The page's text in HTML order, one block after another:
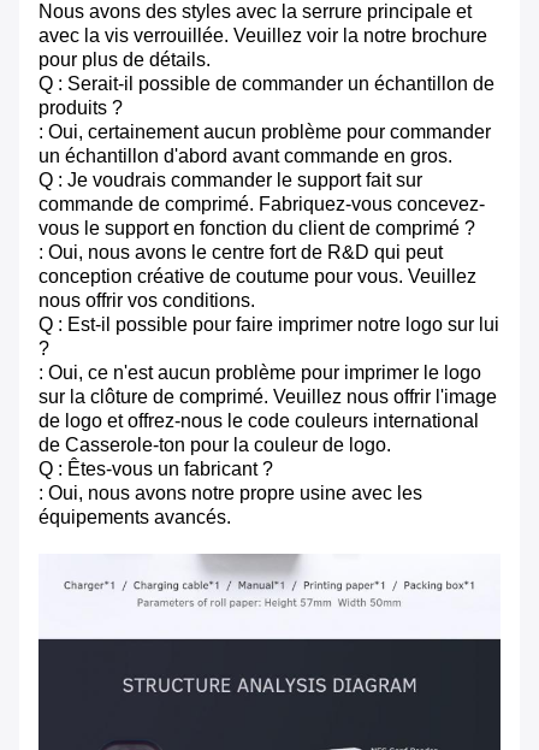
Nous avons des styles avec la serrure principale et
avec la vis verrouillée. Veuillez voir la notre brochure
pour plus de détails.
Q : Serait-il possible de commander un échantillon de
produits ?
: Oui, certainement aucun problème pour commander
un échantillon d'abord avant commande en gros.
Q : Je voudrais commander le support fait sur
commande de comprimé. Fabriquez-vous concevez-
vous le support en fonction du client de comprimé ?
: Oui, nous avons le centre fort de R&D qui peut
conception créative de coutume pour vous. Veuillez
nous offrir vos conditions.
Q : Est-il possible pour faire imprimer notre logo sur lui
?
: Oui, ce n'est aucun problème pour imprimer le logo
sur la clôture de comprimé. Veuillez nous offrir l'image
de logo et offrez-nous le code couleurs international
de Casserole-ton pour la couleur de logo.
Q : Êtes-vous un fabricant ?
: Oui, nous avons notre propre usine avec les
équipements avancés.